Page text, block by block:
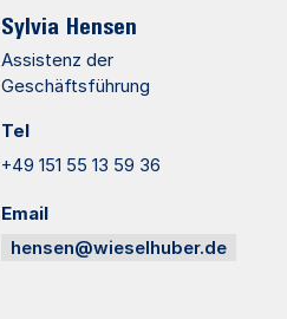
Sylvia Hensen
Assistenz der
Geschäftsführung
Tel
+49 151 55 13 59 36
Email
hensen@wieselhuber.de